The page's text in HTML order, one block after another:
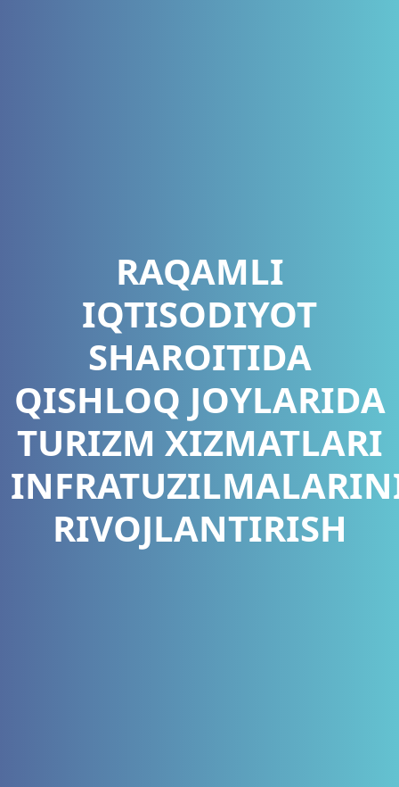
RAQAMLI
IQTISODIYOT
SHAROITIDA
QISHLOQ JOYLARIDA
TURIZM XIZMATLARI
RIVOJLANTIRISH